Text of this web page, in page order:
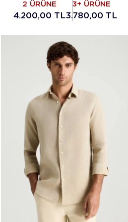
2 ÜRÜNE
4.200,00 TL
3+ ÜRÜNE
3.780,00 TL